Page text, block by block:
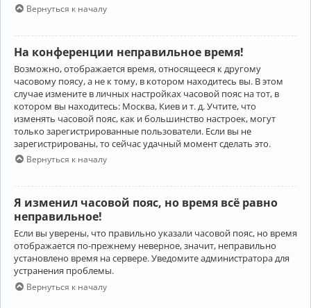
Вернуться к началу
На конференции неправильное время!
Возможно, отображается время, относящееся к другому
часовому поясу, а не к тому, в котором находитесь вы. В этом
случае измените в личных настройках часовой пояс на тот, в
котором вы находитесь: Москва, Киев и т. д. Учтите, что
изменять часовой пояс, как и большинство настроек, могут
только зарегистрированные пользователи. Если вы не
зарегистрированы, то сейчас удачный момент сделать это.
Вернуться к началу
Я изменил часовой пояс, но время всё равно
неправильное!
Если вы уверены, что правильно указали часовой пояс, но время
отображается по-прежнему неверное, значит, неправильно
установлено время на сервере. Уведомите администратора для
устранения проблемы.
Вернуться к началу